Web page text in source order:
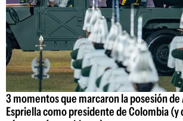
3 momentos que marcaron la posesión de
Espriella como presidente de Colombia (y